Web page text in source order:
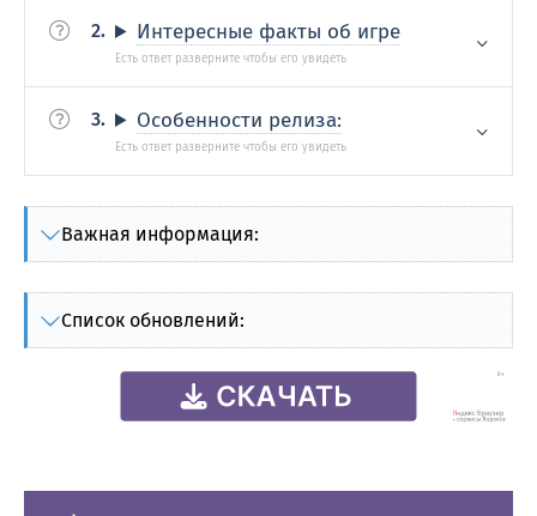
Интересные факты об игре
Особенности релиза:
Важная информация:
Список обновлений: